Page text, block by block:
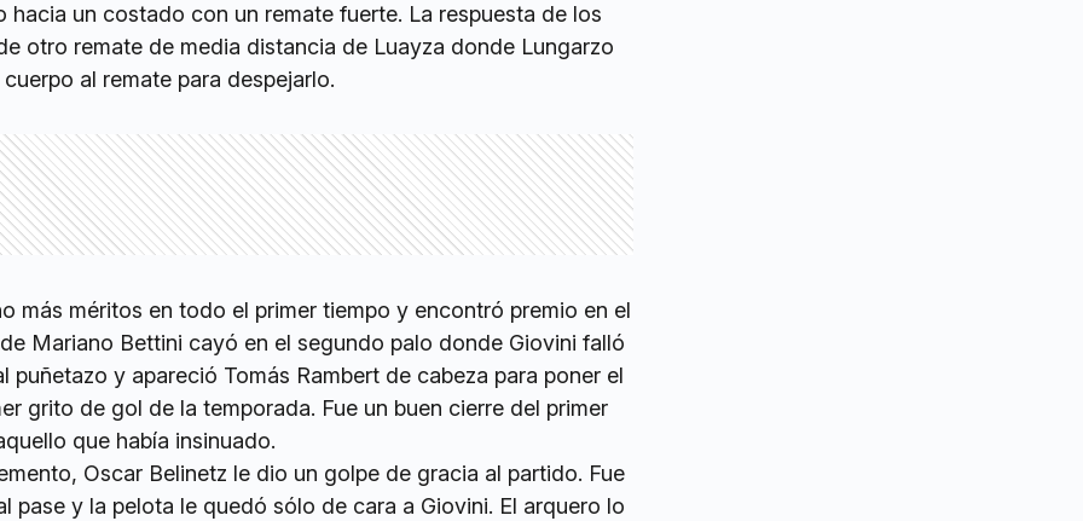
hacia un costado con un remate fuerte. La respuesta de los
otro remate de media distancia de Luayza donde Lungarzo
al remate para despejarlo.
más méritos en todo el primer tiempo y encontró premio en el
Mariano Bettini cayó en el segundo palo donde Giovini falló
puñetazo y apareció Tomás Rambert de cabeza para poner el
grito de gol de la temporada. Fue un buen cierre del primer
que había insinuado.
Oscar Belinetz le dio un golpe de gracia al partido. Fue
pase y la pelota le quedó sólo de cara a Giovini. El arquero lo